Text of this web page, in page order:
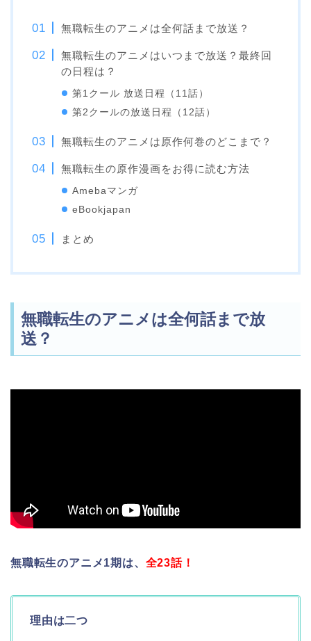
無職転生のアニメは全何話まで放送？
無職転生のアニメはいつまで放送？最終回
の日程は？
第1クール 放送日程（11話）
第2クールの放送日程（12話）
無職転生のアニメは原作何巻のどこまで？
無職転生の原作漫画をお得に読む方法
Amebaマンガ
eBookjapan
まとめ
無職転生のアニメは全何話まで放
送？
無職転生のアニメ1期は、 全23話！
理由は二つ